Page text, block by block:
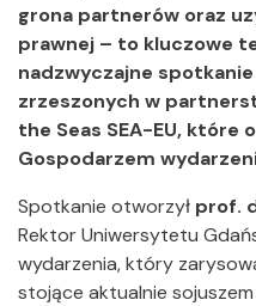
grona partnerów oraz
prawnej – to kluczowe
nadzwyczajne
zrzeszonych w
the Seas SEA-EU, które
Gospodarzem
Spotkanie otworzył prof.
Rektor Uniwersytetu
wydarzenia, który
stojące aktualnie